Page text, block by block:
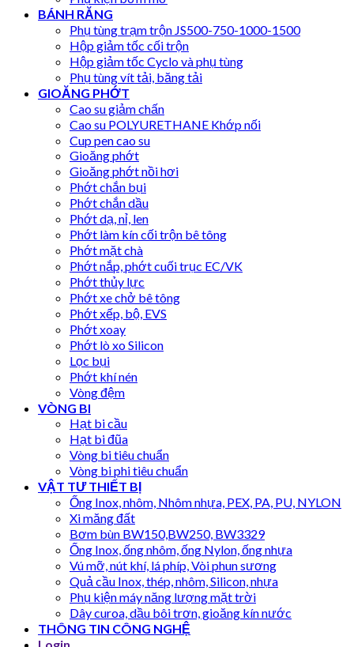
BÁNH RĂNG
Phụ tùng trạm trộn JS500-750-1000-1500
Hộp giảm tốc cối trộn
Hộp giảm tốc Cyclo và phụ tùng
Phụ tùng vít tải, băng tải
GIOĂNG PHỚT
Cao su giảm chấn
Cao su POLYURETHANE Khớp nối
Cup pen cao su
Gioăng phớt
Gioăng phớt nồi hơi
Phớt chắn bụi
Phớt chắn dầu
Phớt dạ, nỉ, len
Phớt làm kín cối trộn bê tông
Phớt mặt chà
Phớt nắp, phớt cuối trục EC/VK
Phớt thủy lực
Phớt xe chở bê tông
Phớt xếp, bộ, EVS
Phớt xoay
Phớt lò xo Silicon
Lọc bụi
Phớt khí nén
Vòng đệm
VÒNG BI
Hạt bi cầu
Hạt bi đũa
Vòng bi tiêu chuẩn
Vòng bi phi tiêu chuẩn
VẬT TƯ THIẾT BỊ
Ống Inox, nhôm, Nhôm nhựa, PEX, PA, PU, NYLON
Xi măng đất
Bơm bùn BW150,BW250, BW3329
Ống Inox, ống nhôm, ống Nylon, ống nhựa
Vú mỡ, nút khí, lá phíp, Vòi phun sương
Quả cầu Inox, thép, nhôm, Silicon, nhựa
Phụ kiện máy năng lượng mặt trời
Dây curoa, dầu bôi trơn, gioăng kín nước
THÔNG TIN CÔNG NGHỆ